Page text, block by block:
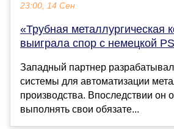
23:00, 14 Сен
«Трубная металлургическая
выиграла спор с немецкой
Западный партнер
системы для автоматизации
производства. Впоследствии он
выполнять свои обязате...